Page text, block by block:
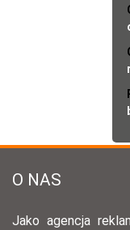
O NAS
Jako agencja